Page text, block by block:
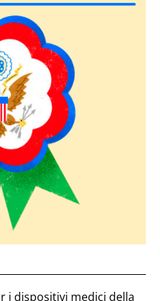
i dispositivi medici della